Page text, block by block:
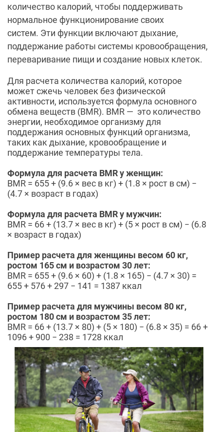
количество калорий, чтобы поддерживать
нормальное функционирование своих
систем. Эти функции включают дыхание,
поддержание работы системы кровообращения,
переваривание пищи и создание новых клеток.
Для расчета количества калорий, которое
может сжечь человек без физической
активности, используется формула основного
обмена веществ (BMR). BMR — это количество
энергии, необходимое организму для
поддержания основных функций организма,
таких как дыхание, кровообращение и
поддержание температуры тела.
Формула для расчета BMR у женщин:
BMR = 655 + (9.6 × вес в кг) + (1.8 × рост в см) −
(4.7 × возраст в годах)
Формула для расчета BMR у мужчин:
BMR = 66 + (13.7 × вес в кг) + (5 × рост в см) − (6.8
× возраст в годах)
Пример расчета для женщины весом 60 кг,
ростом 165 см и возрастом 30 лет:
BMR = 655 + (9.6 × 60) + (1.8 × 165) − (4.7 × 30) =
655 + 576 + 297 − 141 = 1387 ккал
Пример расчета для мужчины весом 80 кг,
ростом 180 см и возрастом 35 лет:
BMR = 66 + (13.7 × 80) + (5 × 180) − (6.8 × 35) = 66 +
1096 + 900 − 238 = 1728 ккал